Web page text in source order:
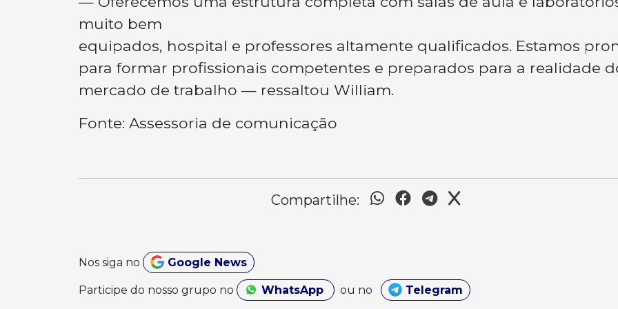
muito bem
equipados, hospital e professores altamente qualificados. Estamos
para formar profissionais competentes e preparados para a realidade
mercado de trabalho — ressaltou William.
Fonte: Assessoria de comunicação
Compartilhe:
Nos siga no Google News
Participe do nosso grupo no WhatsApp ou no Telegram